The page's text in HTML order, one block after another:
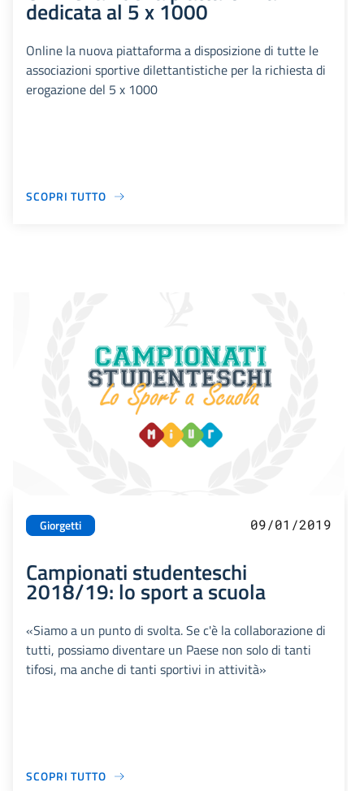
dedicata al 5 x 1000
Online la nuova piattaforma a disposizione di tutte le
associazioni sportive dilettantistiche per la richiesta di
erogazione del 5 x 1000
SCOPRI TUTTO
Giorgetti 09/01/2019
Campionati studenteschi
2018/19: lo sport a scuola
«Siamo a un punto di svolta. Se c'è la collaborazione di
tutti, possiamo diventare un Paese non solo di tanti
tifosi, ma anche di tanti sportivi in attività»
SCOPRI TUTTO